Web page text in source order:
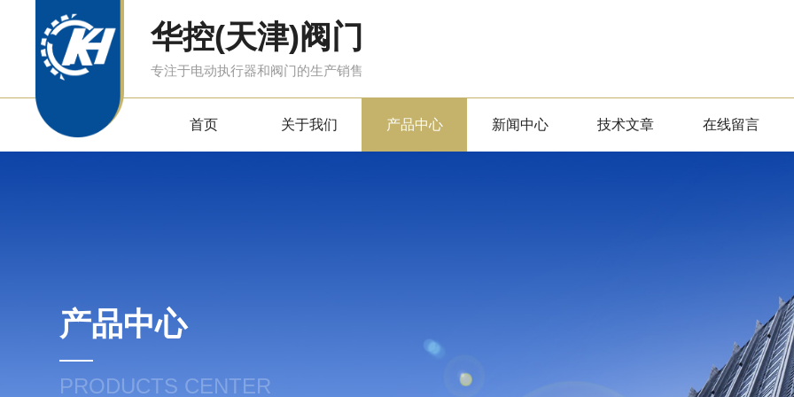
华控(天津)阀门
专注于电动执行器和阀门的生产销售
首页 关于我们 产品中心 新闻中心 技术文章 在线留言
产品中心
PRODUCTS CENTER